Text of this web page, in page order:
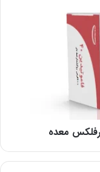
رفلکس معده